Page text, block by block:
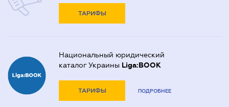
ТАРИФЫ
Национальный юридический
каталог Украины Liga:BOOK
ТАРИФЫ ПОДРОБНЕЕ